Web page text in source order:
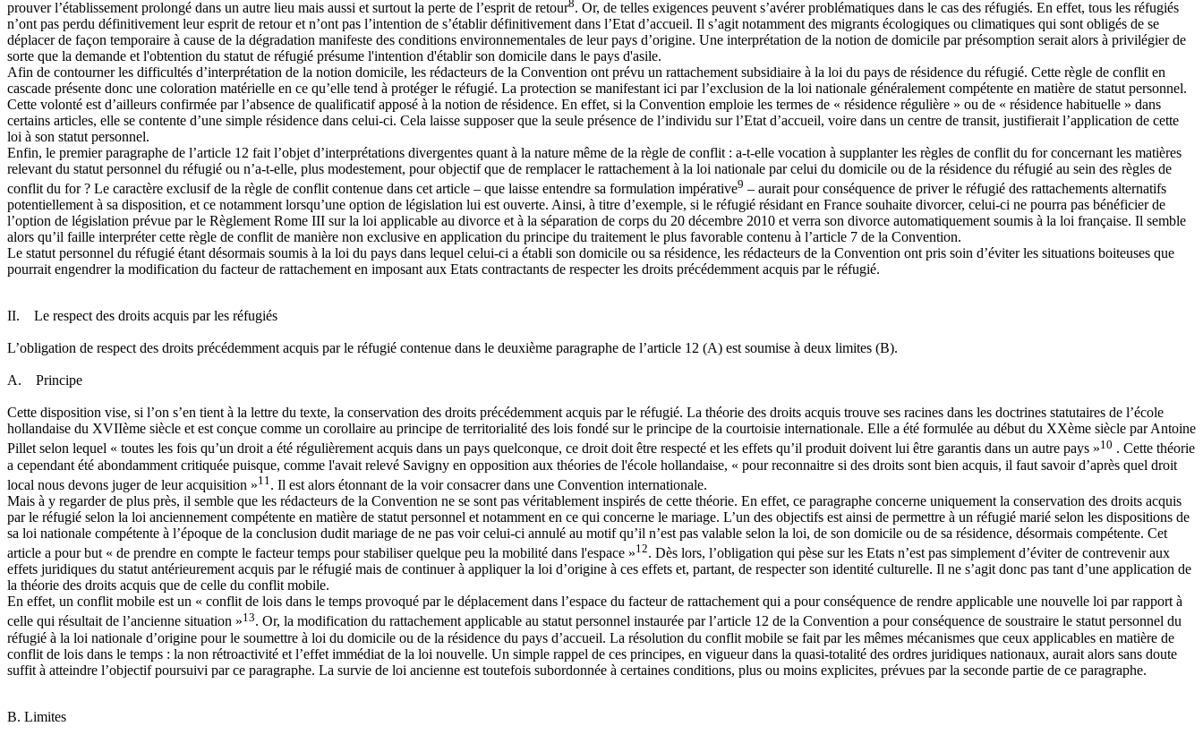
prouver l’établissement prolongé dans un autre lieu mais aussi et surtout la perte de l’esprit de retour8. Or, de telles exigences peuvent s’avérer problématiques dans le cas des réfugiés. En effet, tous les réfugiés
n’ont pas perdu définitivement leur esprit de retour et n’ont pas l’intention de s’établir définitivement dans l’Etat d’accueil. Il s’agit notamment des migrants écologiques ou climatiques qui sont obligés de se
déplacer de façon temporaire à cause de la dégradation manifeste des conditions environnementales de leur pays d’origine. Une interprétation de la notion de domicile par présomption serait alors à privilégier de
sorte que la demande et l'obtention du statut de réfugié présume l'intention d'établir son domicile dans le pays d'asile.
Afin de contourner les difficultés d’interprétation de la notion domicile, les rédacteurs de la Convention ont prévu un rattachement subsidiaire à la loi du pays de résidence du réfugié. Cette règle de conflit en
cascade présente donc une coloration matérielle en ce qu’elle tend à protéger le réfugié. La protection se manifestant ici par l’exclusion de la loi nationale généralement compétente en matière de statut personnel.
Cette volonté est d’ailleurs confirmée par l’absence de qualificatif apposé à la notion de résidence. En effet, si la Convention emploie les termes de « résidence régulière » ou de « résidence habituelle » dans
certains articles, elle se contente d’une simple résidence dans celui-ci. Cela laisse supposer que la seule présence de l’individu sur l’Etat d’accueil, voire dans un centre de transit, justifierait l’application de cette
loi à son statut personnel.
Enfin, le premier paragraphe de l’article 12 fait l’objet d’interprétations divergentes quant à la nature même de la règle de conflit : a-t-elle vocation à supplanter les règles de conflit du for concernant les matières
relevant du statut personnel du réfugié ou n’a-t-elle, plus modestement, pour objectif que de remplacer le rattachement à la loi nationale par celui du domicile ou de la résidence du réfugié au sein des règles de
conflit du for ? Le caractère exclusif de la règle de conflit contenue dans cet article – que laisse entendre sa formulation impérative9 – aurait pour conséquence de priver le réfugié des rattachements alternatifs
potentiellement à sa disposition, et ce notamment lorsqu’une option de législation lui est ouverte. Ainsi, à titre d’exemple, si le réfugié résidant en France souhaite divorcer, celui-ci ne pourra pas bénéficier de
l’option de législation prévue par le Règlement Rome III sur la loi applicable au divorce et à la séparation de corps du 20 décembre 2010 et verra son divorce automatiquement soumis à la loi française. Il semble
alors qu’il faille interpréter cette règle de conflit de manière non exclusive en application du principe du traitement le plus favorable contenu à l’article 7 de la Convention.
Le statut personnel du réfugié étant désormais soumis à la loi du pays dans lequel celui-ci a établi son domicile ou sa résidence, les rédacteurs de la Convention ont pris soin d’éviter les situations boiteuses que
pourrait engendrer la modification du facteur de rattachement en imposant aux Etats contractants de respecter les droits précédemment acquis par le réfugié.
II. Le respect des droits acquis par les réfugiés
L’obligation de respect des droits précédemment acquis par le réfugié contenue dans le deuxième paragraphe de l’article 12 (A) est soumise à deux limites (B).
A. Principe
Cette disposition vise, si l’on s’en tient à la lettre du texte, la conservation des droits précédemment acquis par le réfugié. La théorie des droits acquis trouve ses racines dans les doctrines statutaires de l’école
hollandaise du XVIIème siècle et est conçue comme un corollaire au principe de territorialité des lois fondé sur le principe de la courtoisie internationale. Elle a été formulée au début du XXème siècle par Antoine
Pillet selon lequel « toutes les fois qu’un droit a été régulièrement acquis dans un pays quelconque, ce droit doit être respecté et les effets qu’il produit doivent lui être garantis dans un autre pays »10 . Cette théorie
a cependant été abondamment critiquée puisque, comme l'avait relevé Savigny en opposition aux théories de l'école hollandaise, « pour reconnaitre si des droits sont bien acquis, il faut savoir d’après quel droit
local nous devons juger de leur acquisition »11 . Il est alors étonnant de la voir consacrer dans une Convention internationale.
Mais à y regarder de plus près, il semble que les rédacteurs de la Convention ne se sont pas véritablement inspirés de cette théorie. En effet, ce paragraphe concerne uniquement la conservation des droits acquis
par le réfugié selon la loi anciennement compétente en matière de statut personnel et notamment en ce qui concerne le mariage. L’un des objectifs est ainsi de permettre à un réfugié marié selon les dispositions de
sa loi nationale compétente à l’époque de la conclusion dudit mariage de ne pas voir celui-ci annulé au motif qu’il n’est pas valable selon la loi, de son domicile ou de sa résidence, désormais compétente. Cet
article a pour but « de prendre en compte le facteur temps pour stabiliser quelque peu la mobilité dans l'espace »12. Dès lors, l’obligation qui pèse sur les Etats n’est pas simplement d’éviter de contrevenir aux
effets juridiques du statut antérieurement acquis par le réfugié mais de continuer à appliquer la loi d’origine à ces effets et, partant, de respecter son identité culturelle. Il ne s’agit donc pas tant d’une application de
la théorie des droits acquis que de celle du conflit mobile.
En effet, un conflit mobile est un « conflit de lois dans le temps provoqué par le déplacement dans l’espace du facteur de rattachement qui a pour conséquence de rendre applicable une nouvelle loi par rapport à
celle qui résultait de l’ancienne situation »13. Or, la modification du rattachement applicable au statut personnel instaurée par l’article 12 de la Convention a pour conséquence de soustraire le statut personnel du
réfugié à la loi nationale d’origine pour le soumettre à loi du domicile ou de la résidence du pays d’accueil. La résolution du conflit mobile se fait par les mêmes mécanismes que ceux applicables en matière de
conflit de lois dans le temps : la non rétroactivité et l’effet immédiat de la loi nouvelle. Un simple rappel de ces principes, en vigueur dans la quasi-totalité des ordres juridiques nationaux, aurait alors sans doute
suffit à atteindre l’objectif poursuivi par ce paragraphe. La survie de loi ancienne est toutefois subordonnée à certaines conditions, plus ou moins explicites, prévues par la seconde partie de ce paragraphe.
B. Limites